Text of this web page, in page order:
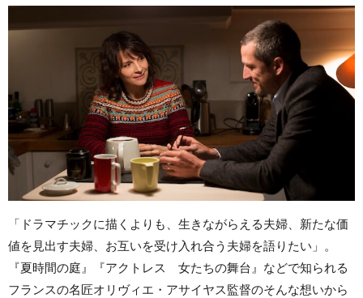
「ドラマチックに描くよりも、生きながらえる夫婦、新たな価
値を見出す夫婦、お互いを受け入れ合う夫婦を語りたい」。
『夏時間の庭』『アクトレス 女たちの舞台』などで知られる
フランスの名匠オリヴィエ・アサイヤス監督のそんな想いから